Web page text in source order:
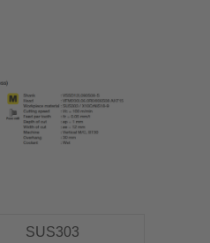
SUS303